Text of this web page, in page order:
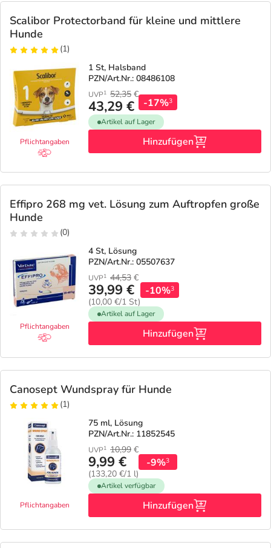
Scalibor Protectorband für kleine und mittlere
Hunde
(1)
Pflichtangaben
1 St, Halsband
PZN/Art.Nr.: 08486108
UVP1 52,35 €
43,29 € -17%3
Artikel auf Lager
Hinzufügen
Effipro 268 mg vet. Lösung zum Auftropfen große
Hunde
(0)
Pflichtangaben
4 St, Lösung
PZN/Art.Nr.: 05507637
UVP1 44,53 €
39,99 €
(10,00 €/1 St)
-10%3
Artikel auf Lager
Hinzufügen
Canosept Wundspray für Hunde
(1)
Pflichtangaben
75 ml, Lösung
PZN/Art.Nr.: 11852545
UVP1 10,99 €
9,99 €
(133,20 €/1 l)
-9%3
Artikel verfügbar
Hinzufügen